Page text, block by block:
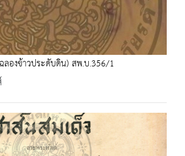
องข้าวประดับดิน) สพ.บ.356/1